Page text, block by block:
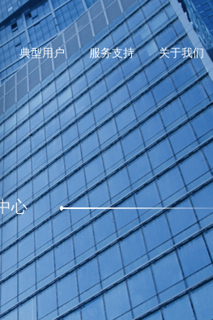
典型用户 服务支持 关于我们
心